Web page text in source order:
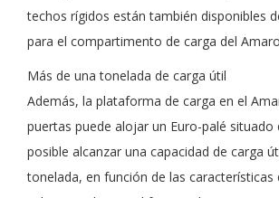
techos rígidos están también disponibles
para el compartimento de carga del
Más de una tonelada de carga útil
Además, la plataforma de carga en el
puertas puede alojar un Euro-palé situado
posible alcanzar una capacidad de carga
tonelada, en función de las características